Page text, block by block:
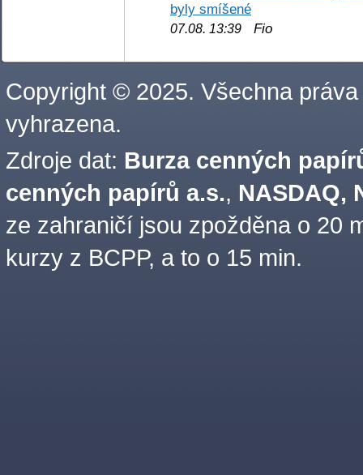
byly smíšené
07.08. 13:39 Fio
Copyright © 2025. Všechna práva
vyhrazena.
Zdroje dat: Burza cenných
cenných papírů a.s., NASDAQ,
ze zahraničí jsou zpožděna o 20
kurzy z BCPP, a to o 15 min.